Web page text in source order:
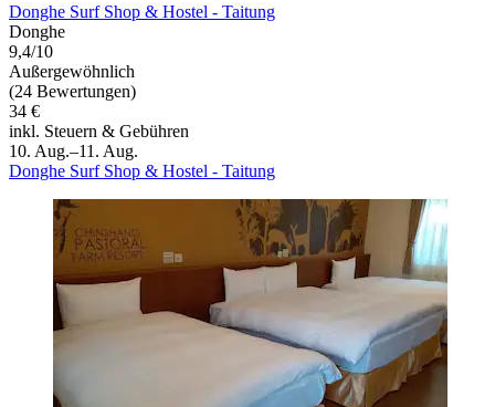
Donghe Surf Shop & Hostel - Taitung
Donghe
9,4/10
Außergewöhnlich
(24 Bewertungen)
34 €
inkl. Steuern & Gebühren
10. Aug.–11. Aug.
Donghe Surf Shop & Hostel - Taitung